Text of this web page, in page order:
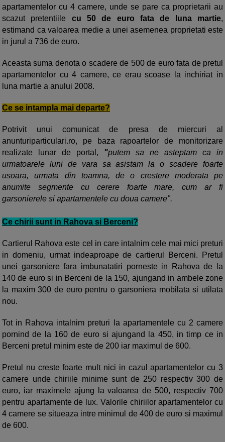
apartamentelor cu 4 camere, unde se pare ca proprietarii au
scazut pretentiile cu 50 de euro fata de luna martie,
estimand ca valoarea medie a unei asemenea proprietati este
in jurul a 736 de euro.
Aceasta suma denota o scadere de 500 de euro fata de pretul
apartamentelor cu 4 camere, ce erau scoase la inchiriat in
luna martie a anului 2008.
Ce se intampla mai departe?
Potrivit unui comunicat de presa de miercuri al
anunturiparticulari.ro, pe baza rapoartelor de monitorizare
realizate lunar de portal, "putem sa ne asteptam ca in
urmatoarele luni de vara sa asistam la o scadere foarte
usoara, urmata din toamna, de o crestere moderata pe
anumite segmente cu cerere foarte mare, cum ar fi
garsonierele si apartamentele cu doua camere".
Ce chirii sunt in Rahova si Berceni?
Cartierul Rahova este cel in care intalnim cele mai mici preturi
in domeniu, urmat indeaproape de cartierul Berceni. Pretul
unei garsoniere fara imbunatatiri porneste in Rahova de la
140 de euro si in Berceni de la 150, ajungand in ambele zone
la maxim 300 de euro pentru o garsoniera mobilata si utilata
nou.
Tot in Rahova intalnim preturi la apartamentele cu 2 camere
pornind de la 160 de euro si ajungand la 450, in timp ce in
Berceni pretul minim este de 200 iar maximul de 600.
Pretul nu creste foarte mult nici in cazul apartamentelor cu 3
camere unde chiriile minime sunt de 250 respectiv 300 de
euro, iar maximele ajung la valoarea de 500, respectiv 700
pentru apartamente de lux. Valorile chiriilor apartamentelor cu
4 camere se situeaza intre minimul de 400 de euro si maximul
de 600.